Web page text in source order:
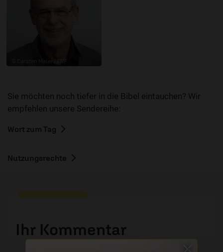
© Carsten Meier / ERF
Sie möchten noch tiefer in die Bibel eintauchen? Wir
empfehlen unsere Sendereihe:
Wort zum Tag
Nutzungsrechte
Ihr Kommentar